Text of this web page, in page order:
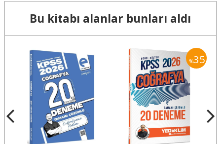
Bu kitabı alanlar bunları aldı
%35